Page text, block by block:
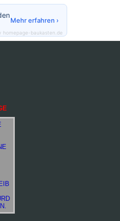
Mehr erfahren ›
homepage-baukasten.de